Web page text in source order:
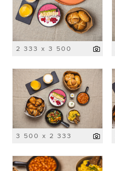
2 333 x 3 500
3 500 x 2 333